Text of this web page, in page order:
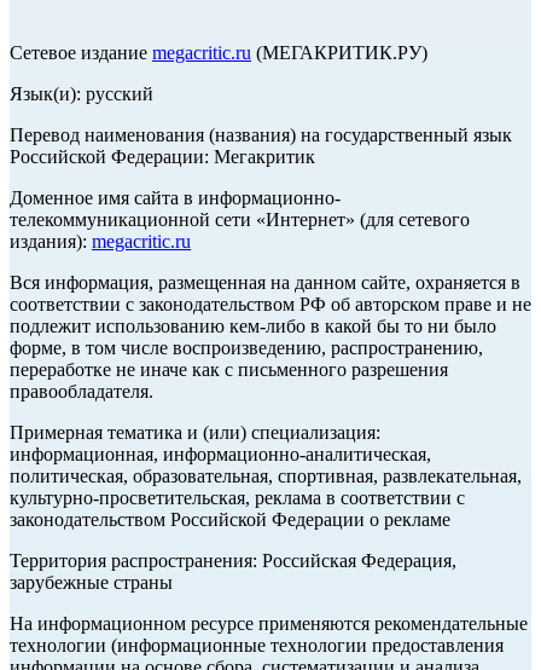
Сетевое издание megacritic.ru (МЕГАКРИТИК.РУ)
Язык(и): русский
Перевод наименования (названия) на государственный язык
Российской Федерации: Мегакритик
Доменное имя сайта в информационно-
телекоммуникационной сети «Интернет» (для сетевого
издания): megacritic.ru
Вся информация, размещенная на данном сайте, охраняется в
соответствии с законодательством РФ об авторском праве и не
подлежит использованию кем-либо в какой бы то ни было
форме, в том числе воспроизведению, распространению,
переработке не иначе как с письменного разрешения
правообладателя.
Примерная тематика и (или) специализация:
информационная, информационно-аналитическая,
политическая, образовательная, спортивная, развлекательная,
культурно-просветительская, реклама в соответствии с
законодательством Российской Федерации о рекламе
Территория распространения: Российская Федерация,
зарубежные страны
На информационном ресурсе применяются рекомендательные
технологии (информационные технологии предоставления